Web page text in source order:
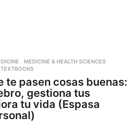
,MEDICINE & HEALTH SCIENCES
te pasen cosas buenas:
gestiona tus
tu vida (Espasa